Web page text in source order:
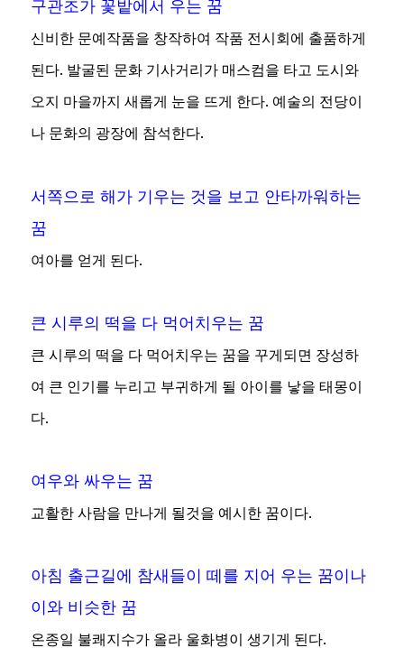
구관조가 꽃밭에서 우는 꿈
신비한 문예작품을 창작하여 작품 전시회에 출품하게
된다. 발굴된 문화 기사거리가 매스컴을 타고 도시와
오지 마을까지 새롭게 눈을 뜨게 한다. 예술의 전당이
나 문화의 광장에 참석한다.
서쪽으로 해가 기우는 것을 보고 안타까워하는
꿈
여아를 얻게 된다.
큰 시루의 떡을 다 먹어치우는 꿈
큰 시루의 떡을 다 먹어치우는 꿈을 꾸게되면 장성하
여 큰 인기를 누리고 부귀하게 될 아이를 낳을 태몽이
다.
여우와 싸우는 꿈
교활한 사람을 만나게 될것을 예시한 꿈이다.
아침 출근길에 참새들이 떼를 지어 우는 꿈이나
이와 비슷한 꿈
온종일 불쾌지수가 올라 울화병이 생기게 된다.